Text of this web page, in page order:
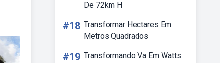
De 72km H
#18 Transformar Hectares Em
Metros Quadrados
#19 Transformando Va Em Watts